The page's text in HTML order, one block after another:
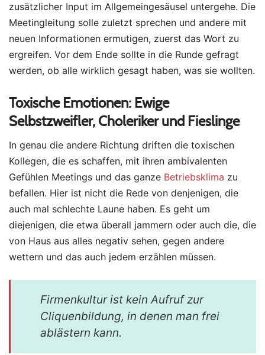
zusätzlicher Input im Allgemeingesäusel untergehe. Die
Meetingleitung solle zuletzt sprechen und andere mit
neuen Informationen ermutigen, zuerst das Wort zu
ergreifen. Vor dem Ende sollte in die Runde gefragt
werden, ob alle wirklich gesagt haben, was sie wollten.
Toxische Emotionen: Ewige
Selbstzweifler, Choleriker und Fieslinge
In genau die andere Richtung driften die toxischen
Kollegen, die es schaffen, mit ihren ambivalenten
Gefühlen Meetings und das ganze Betriebsklima zu
befallen. Hier ist nicht die Rede von denjenigen, die
auch mal schlechte Laune haben. Es geht um
diejenigen, die etwa überall jammern oder auch die, die
von Haus aus alles negativ sehen, gegen andere
wettern und das auch jedem erzählen müssen.
Firmenkultur ist kein Aufruf zur
Cliquenbildung, in denen man frei
ablästern kann.